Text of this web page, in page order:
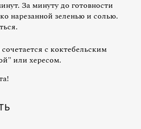
За минуту до готовности
нарезанной зеленью и солью.
с коктебельским
или хересом.